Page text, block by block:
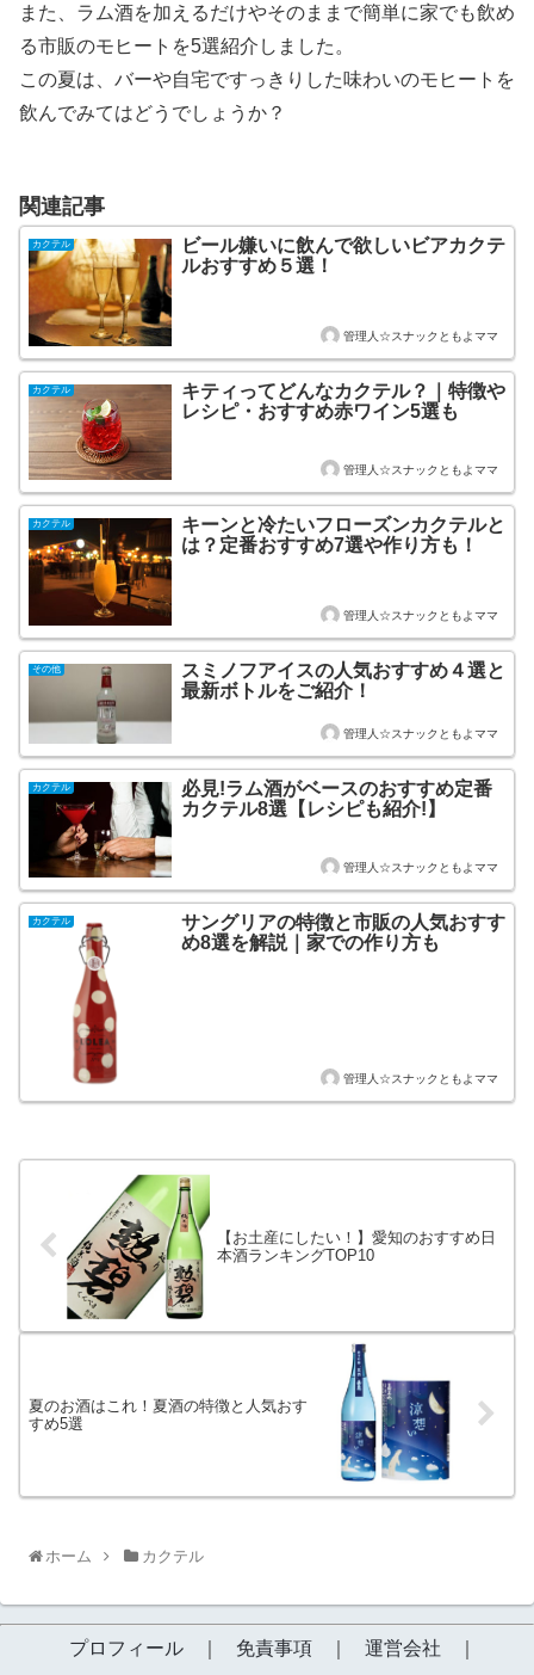
また、ラム酒を加えるだけやそのままで簡単に家でも飲め
る市販のモヒートを5選紹介しました。
この夏は、バーや自宅ですっきりした味わいのモヒートを
飲んでみてはどうでしょうか？
関連記事
カクテル
ビール嫌いに飲んで欲しいビアカクテ
ルおすすめ５選！
管理人☆スナックともよママ
カクテル
キティってどんなカクテル？｜特徴や
レシピ・おすすめ赤ワイン5選も
管理人☆スナックともよママ
カクテル
キーンと冷たいフローズンカクテルと
は？定番おすすめ7選や作り方も！
管理人☆スナックともよママ
その他
スミノフアイスの人気おすすめ４選と
最新ボトルをご紹介！
管理人☆スナックともよママ
カクテル
必見!ラム酒がベースのおすすめ定番
カクテル8選【レシピも紹介!】
管理人☆スナックともよママ
カクテル
サングリアの特徴と市販の人気おすす
め8選を解説｜家での作り方も
管理人☆スナックともよママ
【お土産にしたい！】愛知のおすすめ日
本酒ランキングTOP10
夏のお酒はこれ！夏酒の特徴と人気おす
すめ5選
ホーム カクテル
プロフィール 免責事項 運営会社